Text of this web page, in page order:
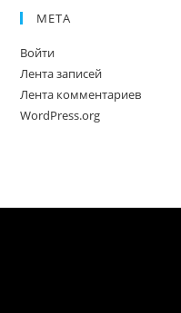
МЕТА
Войти
Лента записей
Лента комментариев
WordPress.org